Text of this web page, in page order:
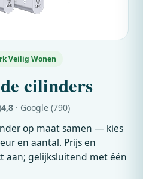
Veilig Wonen
cilinders
4,8 · Google (790)
op maat samen — kies
en aantal. Prijs en
aan; gelijksluitend met één